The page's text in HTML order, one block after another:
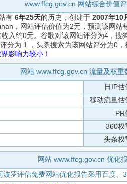
www.ffcg.gov.cn 网站综合价值
有 6年25天的历史，创建于 2007年10
，网站评估价值为2元，预测该网站
入约0元。谷歌对该网站评分为4，搜
分为 1 ，头条搜索为该网站评分为0
影响力较小！
网站 www.ffcg.gov.cn 流量及权重
日IP估
移动流量估
PR
360权
头条权
网站 www.ffcg.gov.cn 优化
波罗评估免费网站优化报告采用百度、